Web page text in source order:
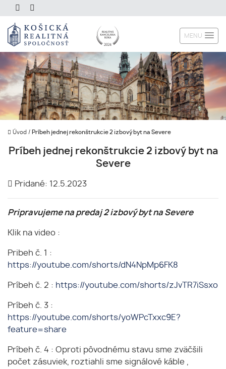
MENU
Úvod / Príbeh jednej rekonštrukcie 2 izbový byt na Severe
Príbeh jednej rekonštrukcie 2 izbový byt na
Severe
Pridané: 12.5.2023
Pripravujeme na predaj 2 izbový byt na Severe
Klik na video :
Pribeh č. 1 :
https://youtube.com/shorts/dN4NpMp6FK8
Príbeh č. 2 : https://youtube.com/shorts/zJvTR7iSsxo
Príbeh č. 3 :
https://youtube.com/shorts/yoWPcTxxc9E?
feature=share
Príbeh č. 4 : Oproti pôvodnému stavu sme zväčšili
počet zásuviek, roztiahli sme signálové káble ,